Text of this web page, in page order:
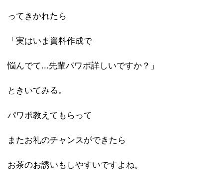
ってきかれたら
「実はいま資料作成で
悩んでて...先輩パワポ詳しいですか？」
ときいてみる。
パワポ教えてもらって
またお礼のチャンスができたら
お茶のお誘いもしやすいですよね。